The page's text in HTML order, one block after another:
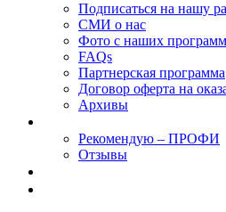
Подписаться на нашу
СМИ о нас
Фото с наших программ
FAQs
Партнерская программа
Договор оферта на
Архивы
Рекомендую – ПРОФИ
Отзывы